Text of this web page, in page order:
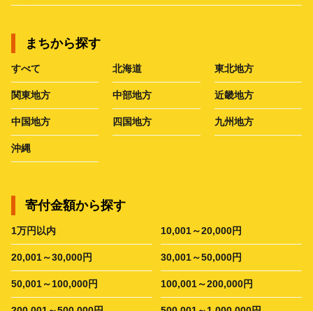
まちから探す
すべて 北海道 東北地方
関東地方 中部地方 近畿地方
中国地方 四国地方 九州地方
沖縄
寄付金額から探す
1万円以内 10,001～20,000円
20,001～30,000円 30,001～50,000円
50,001～100,000円 100,001～200,000円